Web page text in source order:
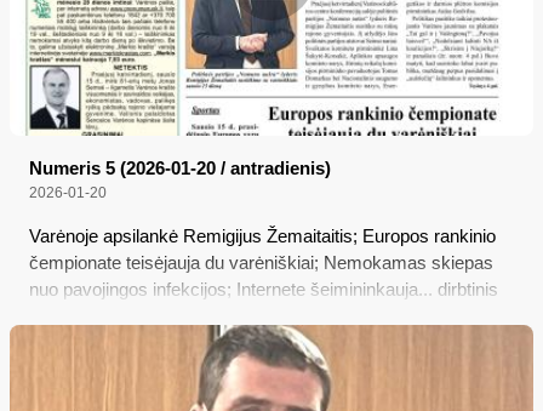
Numeris 5 (2026-01-20 / antradienis)
2026-01-20
Varėnoje apsilankė Remigijus Žemaitaitis; Europos rankinio
čempionate teisėjauja du varėniškiai; Nemokamas skiepas
nuo pavojingos infekcijos; Internete šeimininkauja... dirbtinis